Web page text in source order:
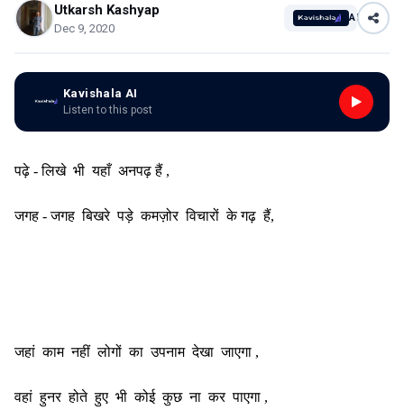
Utkarsh Kashyap
Dec 9, 2020
AI
Kavishala AI
Listen to this post
पढ़े - लिखे भी यहाँ अनपढ़ हैं ,
जगह - जगह बिखरे पड़े कमज़ोर विचारों के गढ़ हैं,
जहां काम नहीं लोगों का उपनाम देखा जाएगा ,
वहां हुनर होते हुए भी कोई कुछ ना कर पाएगा ,